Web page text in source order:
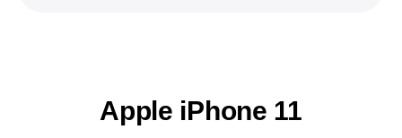
Apple iPhone 11